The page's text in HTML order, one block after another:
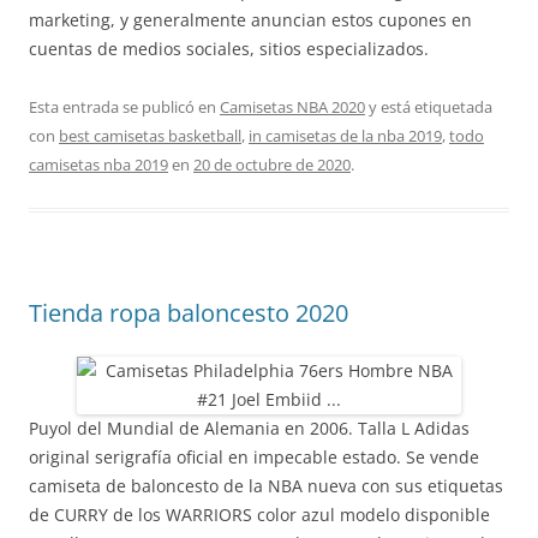
marketing, y generalmente anuncian estos cupones en
cuentas de medios sociales, sitios especializados.
Esta entrada se publicó en Camisetas NBA 2020y está etiquetada
con best camisetas basketball, in camisetas de la nba 2019,todo
camisetas nba 2019en 20 de octubre de 2020.
Tienda ropa baloncesto 2020
Puyol del Mundial de Alemania en 2006. Talla L Adidas
original serigrafía oficial en impecable estado. Se vende
camiseta de baloncesto de la NBA nueva con sus etiquetas
de CURRY de los WARRIORS color azul modelo disponible